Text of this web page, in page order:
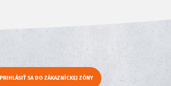
PRIHLÁSIŤ SA DO ZÁKAZNÍCKEJ ZÓNY